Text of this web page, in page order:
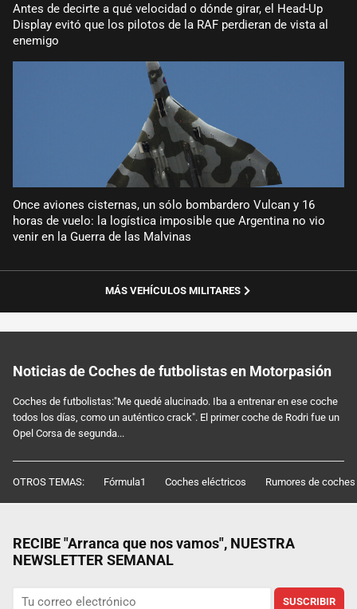
Antes de decirte a qué velocidad o dónde girar, el Head-Up
Display evitó que los pilotos de la RAF perdieran de vista al
enemigo
Once aviones cisternas, un sólo bombardero Vulcan y 16
horas de vuelo: la logística imposible que Argentina no vio
venir en la Guerra de las Malvinas
MÁS VEHÍCULOS MILITARES
Noticias de Coches de futbolistas en Motorpasión
Coches de futbolistas:"Me quedé alucinado. Iba a entrenar en ese coche
todos los días, como un auténtico crack". El primer coche de Rodri fue un
Opel Corsa de segunda...
OTROS TEMAS: Fórmula1 Coches eléctricos Rumores de coches
RECIBE "Arranca que nos vamos", NUESTRA
NEWSLETTER SEMANAL
SUSCRIBIR